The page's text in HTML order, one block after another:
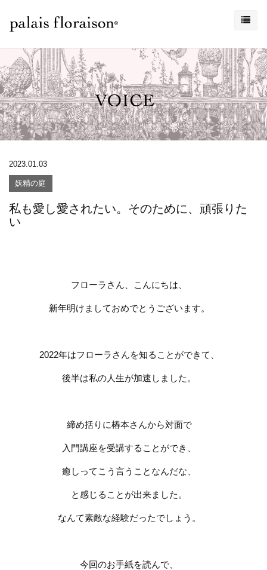
2023.01.03
妖精の庭
私も愛し愛されたい。そのために、頑張りた
い
フローラさん、こんにちは、
新年明けましておめでとうございます。
2022年はフローラさんを知ることができて、
後半は私の人生が加速しました。
締め括りに椿本さんから対面で
入門講座を受講することができ、
癒しってこう言うことなんだな、
と感じることが出来ました。
なんて素敵な経験だったでしょう。
今回のお手紙を読んで、